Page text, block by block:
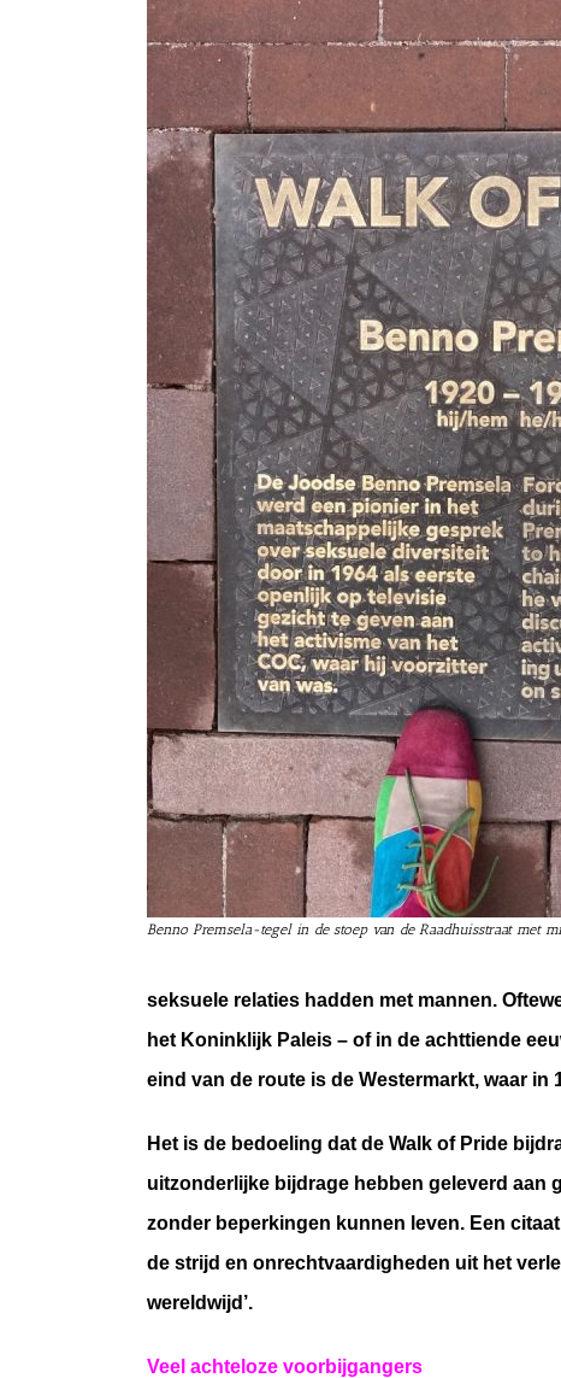
Benno Premsela-tegel in de stoep van de Raadhuisstraat met
seksuele relaties hadden met mannen.
het Koninklijk Paleis – of in de achttiende
eind van de route is de Westermarkt, waar
Het is de bedoeling dat de Walk of Pride
uitzonderlijke bijdrage hebben geleverd aan
zonder beperkingen kunnen leven. Een
de strijd en onrechtvaardigheden uit het
wereldwijd’.
Veel achteloze voorbijgangers